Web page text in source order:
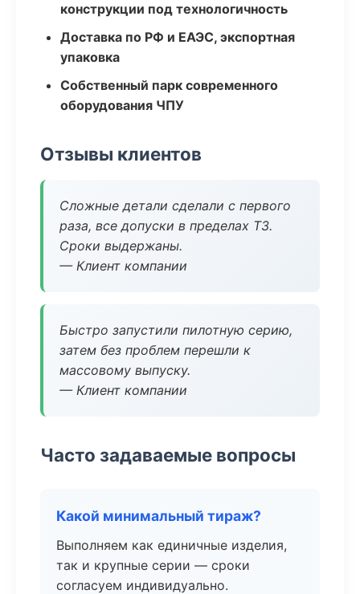
конструкции под технологичность
Доставка по РФ и ЕАЭС, экспортная
упаковка
Собственный парк современного
оборудования ЧПУ
Отзывы клиентов
Сложные детали сделали с первого
раза, все допуски в пределах ТЗ.
Сроки выдержаны.
— Клиент компании
Быстро запустили пилотную серию,
затем без проблем перешли к
массовому выпуску.
— Клиент компании
Часто задаваемые вопросы
Какой минимальный тираж?
Выполняем как единичные изделия,
так и крупные серии — сроки
согласуем индивидуально.